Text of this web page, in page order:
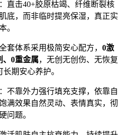
：直击40+胶原枯竭、纤维断裂核
底，而非临时提亮保湿，真正实
。
套体系采用极简安心配方， 0激
、0重金属，无创无创伤、无恢复
期安心养护。
：不靠外力强行填充支撑，依靠自
满效果自然灵动、表情真实，彻
问题。